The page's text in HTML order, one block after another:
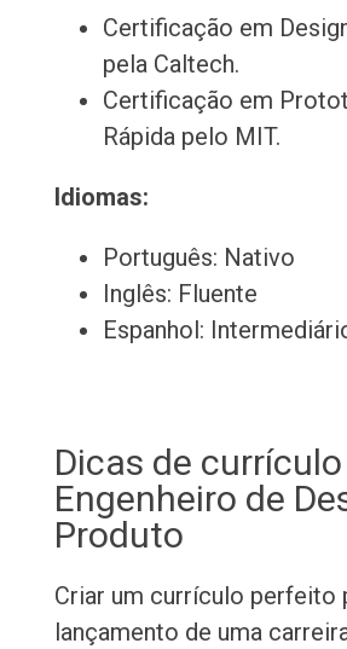
Certificação em
pela Caltech.
Certificação em
Rápida pelo MIT.
Idiomas:
Português: Nativo
Inglês: Fluente
Espanhol:
Dicas de
Engenheiro de
Produto
Criar um currículo perfeito
lançamento de uma